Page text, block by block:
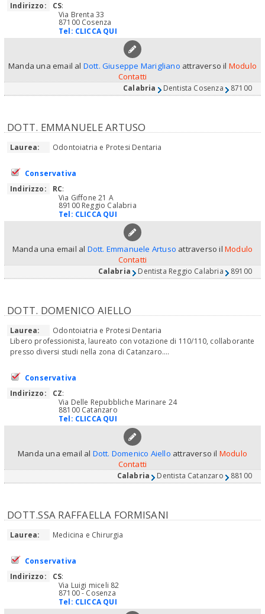
Indirizzo:
CS:
Via Brenta 33
87100 Cosenza
Tel: CLICCA QUI
Manda una email al Dott. Giuseppe Marigliano attraverso il Modulo
Contatti
Calabria Dentista Cosenza 87100
DOTT. EMMANUELE ARTUSO
Laurea: Odontoiatria e Protesi Dentaria
Conservativa
Indirizzo:
RC:
Via Giffone 21 A
89100 Reggio Calabria
Tel: CLICCA QUI
Manda una email al Dott. Emmanuele Artuso attraverso il Modulo
Contatti
Calabria Dentista Reggio Calabria 89100
DOTT. DOMENICO AIELLO
Laurea:
Odontoiatria e Protesi Dentaria
Libero professionista, laureato con votazione di 110/110, collaborante
presso diversi studi nella zona di Catanzaro....
Conservativa
Indirizzo:
CZ:
Via Delle Repubbliche Marinare 24
88100 Catanzaro
Tel: CLICCA QUI
Manda una email al Dott. Domenico Aiello attraverso il Modulo
Contatti
Calabria Dentista Catanzaro 88100
DOTT.SSA RAFFAELLA FORMISANI
Laurea: Medicina e Chirurgia
Conservativa
Indirizzo:
CS:
Via Luigi miceli 82
87100 - Cosenza
Tel: CLICCA QUI